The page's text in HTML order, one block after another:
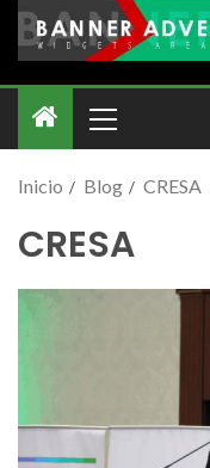
Inicio Blog CRESA
CRESA